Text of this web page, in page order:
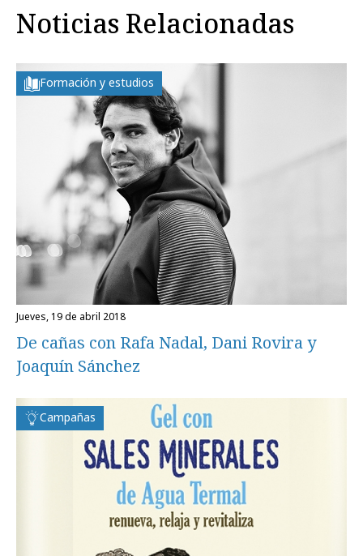
Noticias Relacionadas
Formación y estudios
jueves, 19 de abril 2018
De cañas con Rafa Nadal, Dani Rovira y
Joaquín Sánchez
Campañas